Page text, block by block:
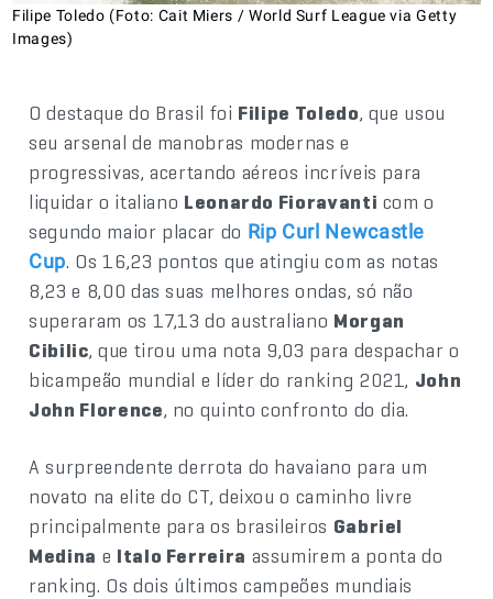
Filipe Toledo (Foto: Cait Miers / World Surf League via Getty
Images)
O destaque do Brasil foi Filipe Toledo, que usou
seu arsenal de manobras modernas e
progressivas, acertando aéreos incríveis para
liquidar o italiano Leonardo Fioravanti com o
segundo maior placar do Rip Curl Newcastle
Cup. Os 16,23 pontos que atingiu com as notas
8,23 e 8,00 das suas melhores ondas, só não
superaram os 17,13 do australiano Morgan
Cibilic, que tirou uma nota 9,03 para despachar o
bicampeão mundial e líder do ranking 2021, John
John Florence, no quinto confronto do dia.
A surpreendente derrota do havaiano para um
novato na elite do CT, deixou o caminho livre
principalmente para os brasileiros Gabriel
Medina e Italo Ferreira assumirem a ponta do
ranking. Os dois últimos campeões mundiais